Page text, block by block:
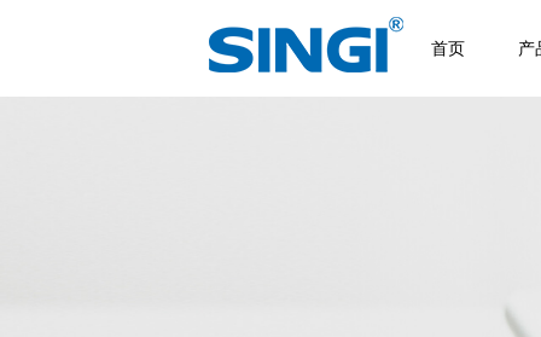
首页 产